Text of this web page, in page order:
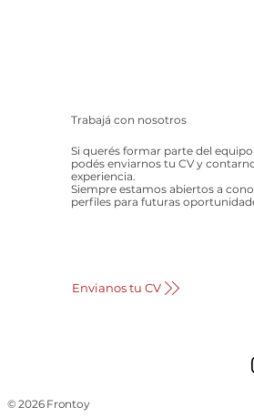
© 2026 Frontoy
Trabajá con nosotros
Si querés formar parte del
podés enviarnos tu CV y
experiencia.
Siempre estamos abiertos a
perfiles para futuras
Envianos tu CV